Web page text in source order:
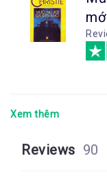
Xem thêm
Reviews 90